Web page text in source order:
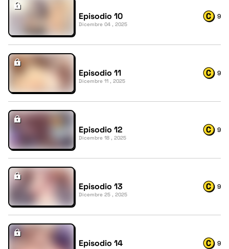
Episodio 10
Dicembre 04 , 2025
9
Episodio 11
Dicembre 11 , 2025
9
Episodio 12
Dicembre 18 , 2025
9
Episodio 13
Dicembre 25 , 2025
9
Episodio 14 9